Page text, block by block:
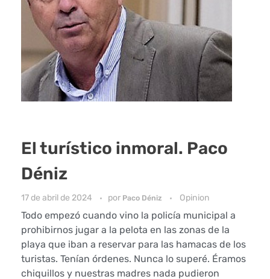
El turístico inmoral. Paco
Déniz
17 de abril de 2024 por Paco Déniz Opinion
Todo empezó cuando vino la policía municipal a
prohibirnos jugar a la pelota en las zonas de la
playa que iban a reservar para las hamacas de los
turistas. Tenían órdenes. Nunca lo superé. Éramos
chiquillos y nuestras madres nada pudieron